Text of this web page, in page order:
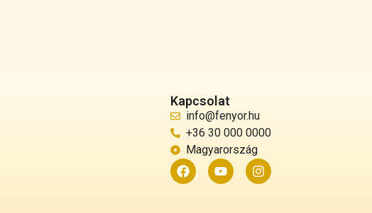
Kapcsolat
info@fenyor.hu
+36 30 000 0000
Magyarország